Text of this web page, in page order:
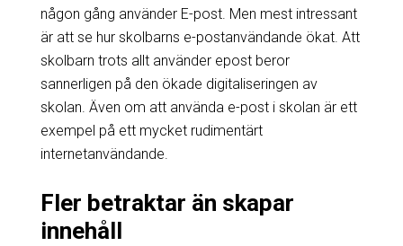
någon gång använder E-post. Men mest intressant
är att se hur skolbarns e-postanvändande ökat. Att
skolbarn trots allt använder epost beror
sannerligen på den ökade digitaliseringen av
skolan. Även om att använda e-post i skolan är ett
exempel på ett mycket rudimentärt
internetanvändande.
Fler betraktar än skapar
innehåll